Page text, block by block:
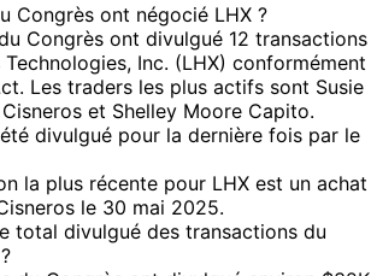
Congrès ont négocié LHX ?
Congrès ont divulgué 12 transactions
Inc. (LHX) conformément
Les traders les plus actifs sont Susie
et Shelley Moore Capito.
divulgué pour la dernière fois par le
la plus récente pour LHX est un achat
le 30 mai 2025.
total divulgué des transactions du